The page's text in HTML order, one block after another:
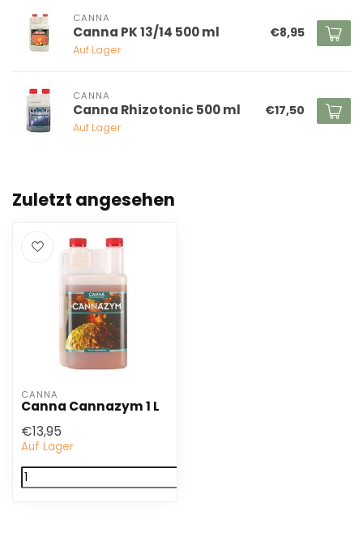
CANNA
Canna PK 13/14 500 ml
Auf Lager
€8,95
CANNA
Canna Rhizotonic 500 ml
Auf Lager
€17,50
Zuletzt angesehen
CANNA
Canna Cannazym 1 L
€13,95
Auf Lager